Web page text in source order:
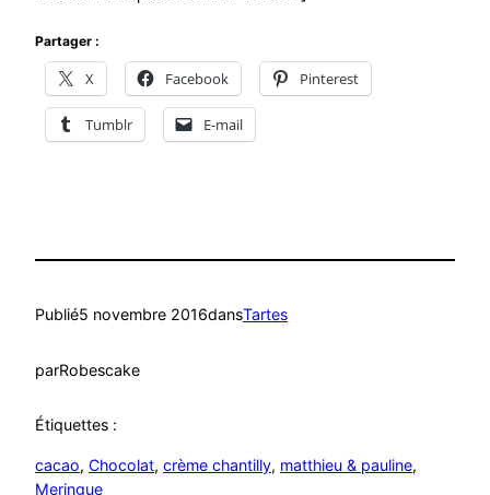
Partager :
X Facebook Pinterest
Tumblr E-mail
Publié5 novembre 2016dansTartes
parRobescake
Étiquettes :
cacao, Chocolat, crème chantilly, matthieu & pauline
Meringue